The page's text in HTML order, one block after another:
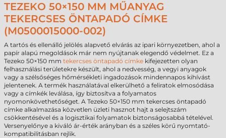
TEZEKO 50×150 MM MŰANYAG
TEKERCSES ÖNTAPADÓ CÍMKE
(M0500015000-002)
A tartós és ellenálló jelölés alapvető elvárás az ipari környezetben, ahol a
papír alapú megoldások már nem nyújtanak elegendő védelmet. Ez a
Tezeko 50×150 mm tekercses öntapadó címke kifejezetten olyan
felhasználási területekre készült, ahol a nedvesség, a vegyi anyagok
vagy a szélsőséges hőmérsékleti ingadozások mindennapos kihívást
jelentenek. A termék használatával elkerülhető a feliratok elmosódása
vagy a címkék leválása, így biztosítva a folyamatos
nyomonkövethetőséget. A Tezeko 50×150 mm tekercses öntapadó
címke alkalmazása közvetlen üzleti hasznot hajt a selejtszám
csökkentésével és a logisztikai folyamatok biztonságosabbá tételével.
Versenyelőnye a kiváló ár-érték arányban és a széles körű nyomtató-
kompatibilitásban rejlik.